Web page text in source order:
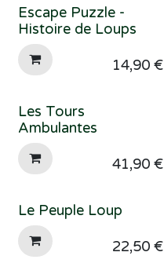
Escape Puzzle -
Histoire de Loups
14,90€
Les Tours
Ambulantes
41,90€
Le Peuple Loup
22,50€